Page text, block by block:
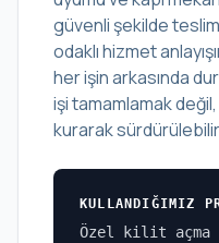
güvenli şekilde
odaklı hizmet
her işin arkasında
işi tamamlamak
kurarak
KULLANDIĞIMIZ
Özel kilit